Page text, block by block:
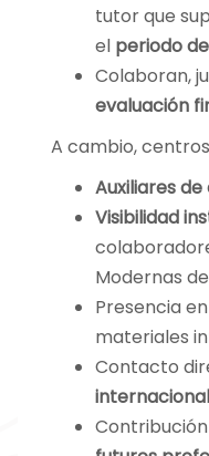
tutor que
el periodo
Colaboran,
evaluación
A cambio,
Auxiliares
Visibilidad
Modernas
Presencia
materiales
Contacto